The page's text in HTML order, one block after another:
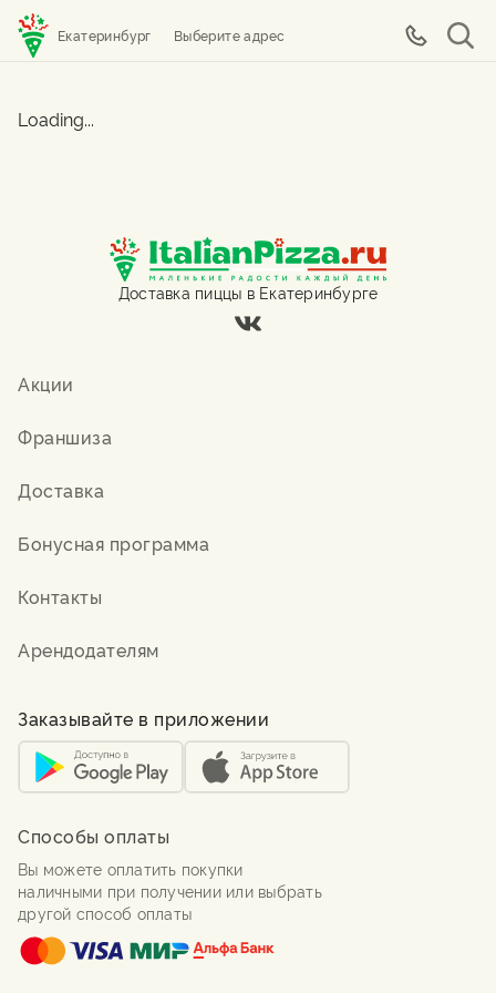
Екатеринбург Выберите адрес
Loading...
Доставка пиццы в Екатеринбурге
Акции
Франшиза
Доставка
Бонусная программа
Контакты
Арендодателям
Заказывайте в приложении
Способы оплаты
Вы можете оплатить покупки
наличными при получении или выбрать
другой способ оплаты